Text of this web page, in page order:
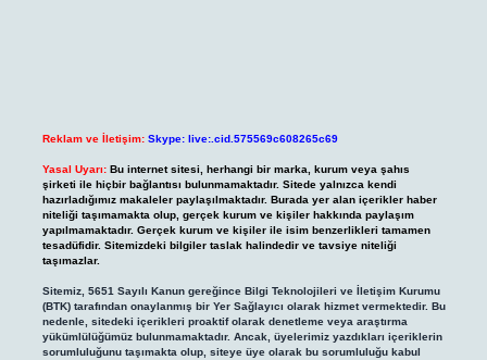
Reklam ve İletişim: Skype: live:.cid.575569c608265c69
Yasal Uyarı: Bu internet sitesi, herhangi bir marka, kurum veya şahıs
şirketi ile hiçbir bağlantısı bulunmamaktadır. Sitede yalnızca kendi
hazırladığımız makaleler paylaşılmaktadır. Burada yer alan içerikler haber
niteliği taşımamakta olup, gerçek kurum ve kişiler hakkında paylaşım
yapılmamaktadır. Gerçek kurum ve kişiler ile isim benzerlikleri tamamen
tesadüfidir. Sitemizdeki bilgiler taslak halindedir ve tavsiye niteliği
taşımazlar.
Sitemiz, 5651 Sayılı Kanun gereğince Bilgi Teknolojileri ve İletişim Kurumu
(BTK) tarafından onaylanmış bir Yer Sağlayıcı olarak hizmet vermektedir. Bu
nedenle, sitedeki içerikleri proaktif olarak denetleme veya araştırma
yükümlülüğümüz bulunmamaktadır. Ancak, üyelerimiz yazdıkları içeriklerin
sorumluluğunu taşımakta olup, siteye üye olarak bu sorumluluğu kabul